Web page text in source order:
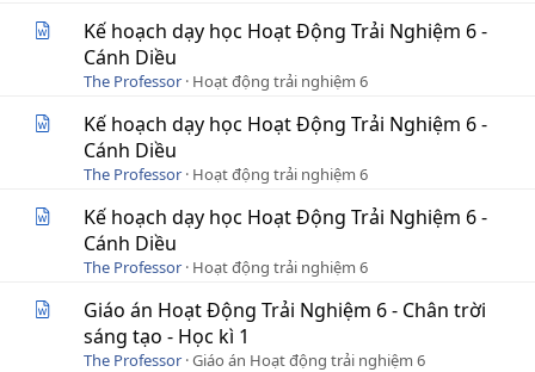
Kế hoạch dạy học Hoạt Động Trải Nghiệm 6 -
Cánh Diều
The Professor Hoạt động trải nghiệm 6
Kế hoạch dạy học Hoạt Động Trải Nghiệm 6 -
Cánh Diều
The Professor Hoạt động trải nghiệm 6
Kế hoạch dạy học Hoạt Động Trải Nghiệm 6 -
Cánh Diều
The Professor Hoạt động trải nghiệm 6
Giáo án Hoạt Động Trải Nghiệm 6 - Chân trời
sáng tạo - Học kì 1
The Professor Giáo án Hoạt động trải nghiệm 6